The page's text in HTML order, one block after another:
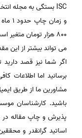
800 هزار تومان
می تواند بیشتر از این
برسانید اما اطلاعات
مشاورین ما از طریق
باشید. کارشناسان
پذیرش و چاپ مقاله
اساتید گرانقدر و